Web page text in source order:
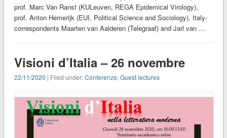
prof. Marc Van Ranst (KULeuven, REGA Epidemical Virology),
prof. Anton Hemerijk (EUI, Political Science and Sociology), Italy-
correspondents Maarten van Aalderen (Telegraaf) and Jarl van …
Visioni d’Italia – 26 novembre
22/11/2020 | Filed under:Conferenze, Guest lectures